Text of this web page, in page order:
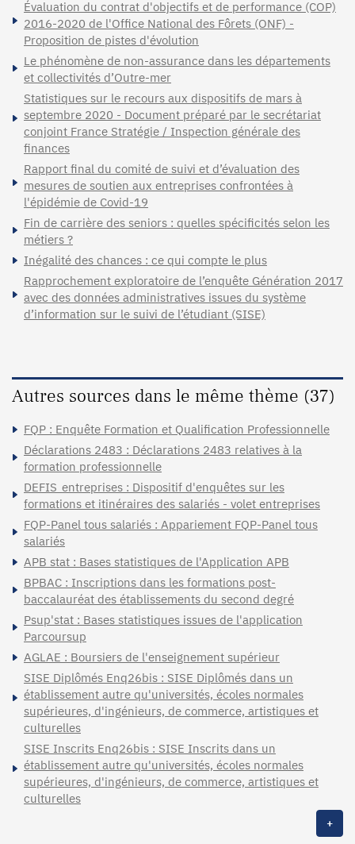
Évaluation du contrat d'objectifs et de performance (COP)
2016-2020 de l'Office National des Fôrets (ONF) -
Proposition de pistes d'évolution
Le phénomène de non-assurance dans les départements
et collectivités d’Outre-mer
Statistiques sur le recours aux dispositifs de mars à
septembre 2020 - Document préparé par le secrétariat
conjoint France Stratégie / Inspection générale des
finances
Rapport final du comité de suivi et d’évaluation des
mesures de soutien aux entreprises confrontées à
l'épidémie de Covid-19
Fin de carrière des seniors : quelles spécificités selon les
métiers ?
Inégalité des chances : ce qui compte le plus
Rapprochement exploratoire de l’enquête Génération 2017
avec des données administratives issues du système
d’information sur le suivi de l’étudiant (SISE)
Autres sources dans le même thème (37)
FQP : Enquête Formation et Qualification Professionnelle
Déclarations 2483 : Déclarations 2483 relatives à la
formation professionnelle
DEFIS_entreprises : Dispositif d'enquêtes sur les
formations et itinéraires des salariés - volet entreprises
FQP-Panel tous salariés : Appariement FQP-Panel tous
salariés
APB stat : Bases statistiques de l'Application APB
BPBAC : Inscriptions dans les formations post-
baccalauréat des établissements du second degré
Psup'stat : Bases statistiques issues de l'application
Parcoursup
AGLAE : Boursiers de l'enseignement supérieur
SISE Diplômés Enq26bis : SISE Diplômés dans un
établissement autre qu'universités, écoles normales
supérieures, d'ingénieurs, de commerce, artistiques et
culturelles
SISE Inscrits Enq26bis : SISE Inscrits dans un
établissement autre qu'universités, écoles normales
supérieures, d'ingénieurs, de commerce, artistiques et
culturelles
+